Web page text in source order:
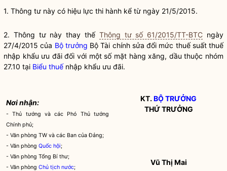
1. Thông tư này có hiệu lực thi hành kể từ ngày 21/5/2015.
2. Thông tư này thay thế Thông tư số 61/2015/TT-BTC ngày
27/4/2015 của Bộ trưởng Bộ Tài chính sửa đổi mức thuế suất thuế
nhập khẩu ưu đãi đối với một số mặt hàng xăng, dầu thuộc nhóm
27.10 tại Biểu thuếnhập khẩu ưu đãi.
Nơi nhận:
- Thủ tướng và các Phó Thủ tướng
Chính phủ;
- Văn phòng TW và các Ban của Đảng;
- Văn phòngQuốc hội;
- Văn phòng Tổng Bí thư;
- Văn phòngChủ tịch nước;
KT.BỘ TRƯỞNG
THỨ TRƯỞNG
Vũ Thị Mai